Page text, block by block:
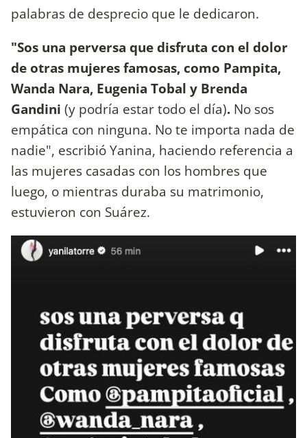
palabras de desprecio que le dedicaron.
"Sos una perversa que disfruta con el dolor
de otras mujeres famosas, como Pampita,
Wanda Nara, Eugenia Tobal y Brenda
Gandini (y podría estar todo el día). No sos
empática con ninguna. No te importa nada de
nadie", escribió Yanina, haciendo referencia a
las mujeres casadas con los hombres que
luego, o mientras duraba su matrimonio,
estuvieron con Suárez.